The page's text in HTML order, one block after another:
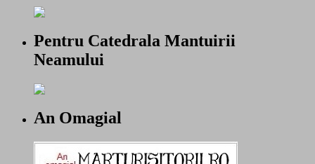
Pentru Catedrala Mantuirii
Neamului
An Omagial